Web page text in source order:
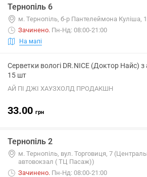
Тернопіль 6
м. Тернопіль, б-р Пантелеймона Куліша, 1
Зачинено. Пн-Нд: 08:00-21:00
На мапі
Серветки вологі DR.NICE (Доктор Найс)
15 шт
АЙ ПІ ДЖІ ХАУЗХОЛД ПРОДАКШН
33.00 грн
Тернопіль 2
м. Тернопіль, вул. Торговиця, 7
автовокзал ( ТЦ Пасаж))
Зачинено. Пн-Нд: 08:00-21:00